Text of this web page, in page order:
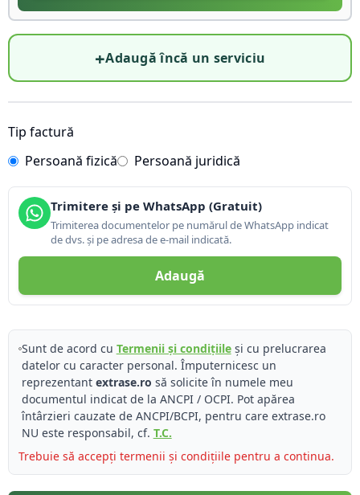
+Adaugă încă un serviciu
Tip factură
Persoană fizică
Persoană juridică
Trimitere și pe WhatsApp (Gratuit)
Trimiterea documentelor pe numărul de WhatsApp indicat
de dvs. și pe adresa de e-mail indicată.
Adaugă
Sunt de acord cu Termenii și condițiileși cu prelucrarea
datelor cu caracter personal. Împuternicesc un
reprezentant extrase.ro să solicite în numele meu
documentul indicat de la ANCPI / OCPI. Pot apărea
întârzieri cauzate de ANCPI/BCPI, pentru care extrase.ro
NU este responsabil, cf. T.C.
Trebuie să accepți termenii și condițiile pentru a continua.